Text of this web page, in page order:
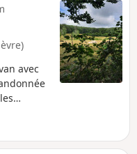
avec